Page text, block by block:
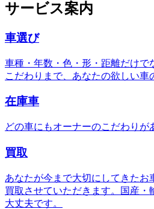
サービス案内
車選び
車種・年数・色・形・距離だけで
こだわりまで、あなたの欲しい車
在庫車
どの車にもオーナーのこだわりが
買取
あなたが今まで大切にしてきたお
買取させていただきます。国産・
大丈夫です。